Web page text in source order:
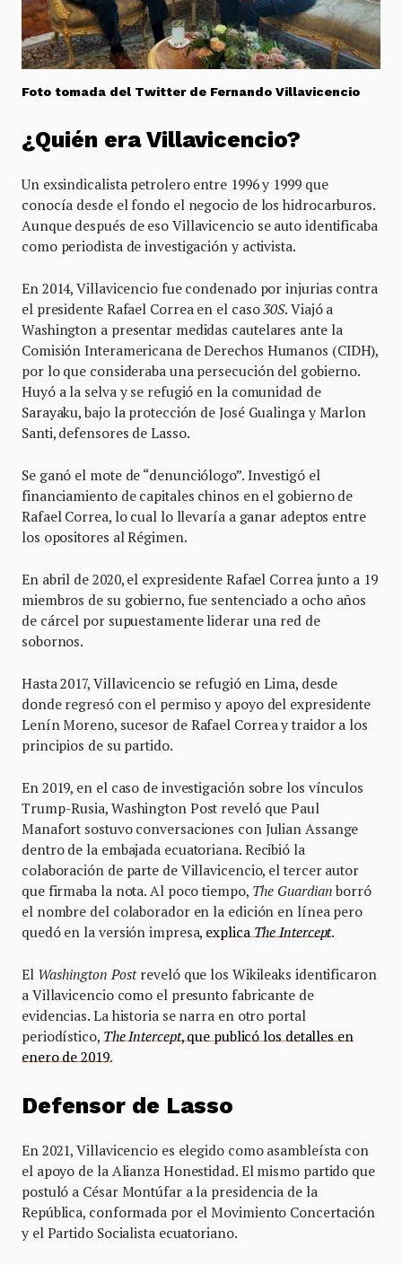
Foto tomada del Twitter de Fernando Villavicencio
¿Quién era Villavicencio?
Un exsindicalista petrolero entre 1996 y 1999 que
conocía desde el fondo el negocio de los hidrocarburos.
Aunque después de eso Villavicencio se auto identificaba
como periodista de investigación y activista.
En 2014, Villavicencio fue condenado por injurias contra
el presidente Rafael Correa en el caso30S. Viajó a
Washington a presentar medidas cautelares ante la
Comisión Interamericana de Derechos Humanos (CIDH),
por lo que consideraba una persecución del gobierno.
Huyó a la selva y se refugió en la comunidad de
Sarayaku, bajo la protección de José Gualinga y Marlon
Santi, defensores de Lasso.
Se ganó el mote de “denunciólogo”. Investigó el
financiamiento de capitales chinos en el gobierno de
Rafael Correa, lo cual lo llevaría a ganar adeptos entre
los opositores al Régimen.
En abril de 2020, el expresidente Rafael Correa junto a 19
miembros de su gobierno, fue sentenciado a ocho años
de cárcel por supuestamente liderar una red de
sobornos.
Hasta 2017, Villavicencio se refugió en Lima, desde
donde regresó con el permiso y apoyo del expresidente
Lenín Moreno, sucesor de Rafael Correa y traidor a los
principios de su partido.
En 2019, en el caso de investigación sobre los vínculos
Trump-Rusia, Washington Post reveló que Paul
Manafort sostuvo conversaciones con Julian Assange
dentro de la embajada ecuatoriana. Recibió la
colaboración de parte de Villavicencio, el tercer autor
que firmaba la nota. Al poco tiempo, The Guardian borró
el nombre del colaborador en la edición en línea pero
quedó en la versión impresa, explica The Intercept.
El Washington Postreveló que los Wikileaks identificaron
a Villavicencio como el presunto fabricante de
evidencias. La historia se narra en otro portal
periodístico, The Intercept, que publicó los detalles en
enero de 2019.
Defensor de Lasso
En 2021, Villavicencio es elegido como asambleísta con
el apoyo de la Alianza Honestidad. El mismo partido que
postuló a César Montúfar a la presidencia de la
República, conformada por el Movimiento Concertación
y el Partido Socialista ecuatoriano.